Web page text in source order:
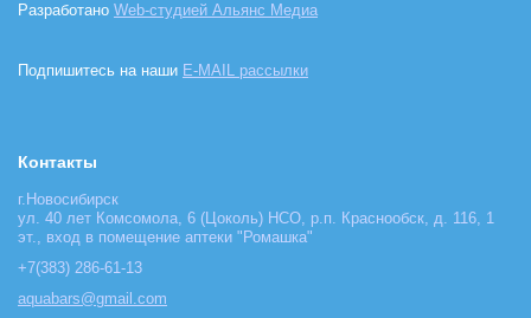
Разработано Web-студией Альянс Медиа
Подпишитесь на наши E-MAIL рассылки
Контакты
г.Новосибирск
ул. 40 лет Комсомола, 6 (Цоколь) НСО, р.п. Краснообск, д. 116, 1
эт., вход в помещение аптеки "Ромашка"
+7(383) 286-61-13
aquabars@gmail.com